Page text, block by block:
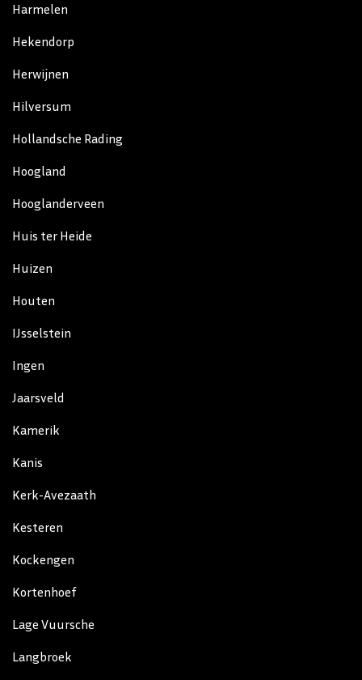
Harmelen
Hekendorp
Herwijnen
Hilversum
Hollandsche Rading
Hoogland
Hooglanderveen
Huis ter Heide
Huizen
Houten
IJsselstein
Ingen
Jaarsveld
Kamerik
Kanis
Kerk-Avezaath
Kesteren
Kockengen
Kortenhoef
Lage Vuursche
Langbroek